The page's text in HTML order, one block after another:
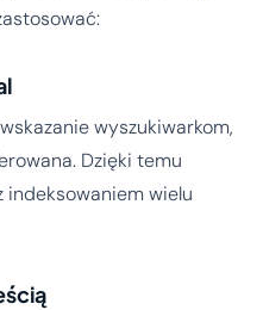
wyszukiwarkom,
Dzięki temu
indeksowaniem wielu